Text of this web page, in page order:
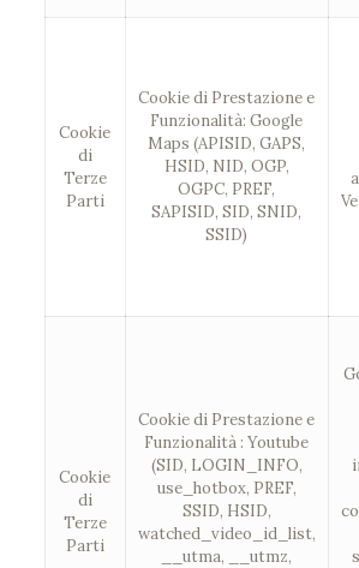
Cookie
di
Terze
Parti
Cookie di Prestazione e
Funzionalità: Google
Maps (APISID, GAPS,
HSID, NID, OGP,
OGPC, PREF,
SAPISID, SID, SNID,
SSID)
Cookie
di
Terze
Parti
Cookie di Prestazione e
Funzionalità : Youtube
(SID, LOGIN_INFO,
use_hotbox, PREF,
SSID, HSID,
watched_video_id_list,
__utma, __utmz,